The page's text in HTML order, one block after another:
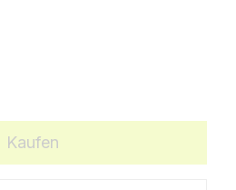
Kaufen